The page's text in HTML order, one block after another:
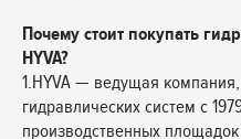
Почему стоит покупать
HYVA?
1.HYVA — ведущая
гидравлических систем с
производственных